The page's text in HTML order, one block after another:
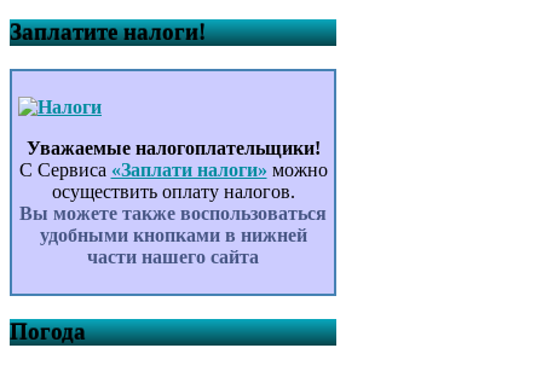
Заплатите налоги!
Уважаемые налогоплательщики!
С Сервиса «Заплати налоги» можно
осуществить оплату налогов.
Вы можете также воспользоваться
удобными кнопками в нижней
части нашего сайта
Погода